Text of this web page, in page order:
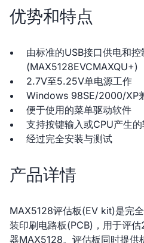
优势和特点
由标准的USB接口供电和控
(MAX5128EVCMAXQU+)
2.7V至5.25V单电源工作
Windows 98SE/2000/XP
便于使用的菜单驱动软件
支持按键输入或CPU产生的
经过完全安装与测试
产品详情
MAX5128评估板(EV kit)是完
装印刷电路板(PCB)，用于评
器MAX5128。评估板同时提供